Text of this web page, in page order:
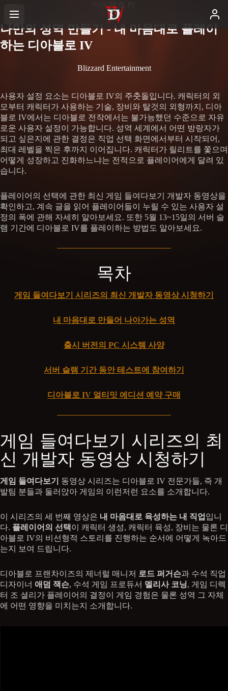
디아블로 IV
나만의 성역 만들기 - 내 마음대로 플레이
하는 디아블로 IV
Blizzard Entertainment
사용자 설정 요소는 디아블로 IV의 주춧돌입니다. 캐릭터의 외
모부터 캐릭터가 사용하는 기술, 장비와 탈것의 외형까지, 디아
블로 IV에서는 디아블로 전작에서는 불가능했던 수준으로 자유
로운 사용자 설정이 가능합니다. 성역 세계에서 어떤 방랑자가
되고 싶은지에 관한 결정은 직업 선택 화면에서부터 시작되어,
최대 레벨을 찍은 후까지 이어집니다. 캐릭터가 릴리트를 쫓으며
어떻게 성장하고 진화하느냐는 전적으로 플레이어에게 달려 있
습니다.
플레이어의 선택에 관한 최신 게임 들여다보기 개발자 동영상을
확인하고, 계속 글을 읽어 플레이어들이 누릴 수 있는 사용자 설
정의 폭에 관해 자세히 알아보세요. 또한 5월 13~15일의 서버 슬
램 기간에 디아블로 IV를 플레이하는 방법도 알아보세요.
목차
게임 들여다보기 시리즈의 최신 개발자 동영상 시청하기
내 마음대로 만들어 나아가는 성역
출시 버전의 PC 시스템 사양
서버 슬램 기간 동안 테스트에 참여하기
디아블로 IV 얼티밋 에디션 예약 구매
게임 들여다보기 시리즈의 최
신 개발자 동영상 시청하기
게임 들여다보기
동영상 시리즈는 디아블로 IV 전문가들, 즉 개
발팀 분들과 둘러앉아 게임의 이런저런 요소를 소개합니다.
이 시리즈의 세 번째 영상은 내 마음대로 육성하는 내 직업 입니
다. 플레이어의 선택이 캐릭터 생성, 캐릭터 육성, 장비는 물론 디
아블로 IV의 비선형적 스토리를 진행하는 순서에 어떻게 녹아드
는지 보여 드립니다.
디아블로 프랜차이즈의 제너럴 매니저 로드 퍼거슨과 수석 직업
디자이너 애덤 잭슨, 수석 게임 프로듀서 멜리사 코닝, 게임 디렉
터 조 셜리가 플레이어의 결정이 게임 경험은 물론 성역 그 자체
에 어떤 영향을 미치는지 소개합니다.